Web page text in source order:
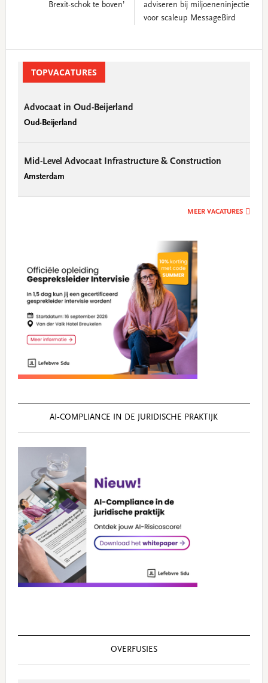
Brexit-schok te boven’
adviseren bij miljoeneninjectie
voor scaleup MessageBird
SidebarTOPVACATURES
Advocaat in Oud-Beijerland
Oud-Beijerland
Mid-Level Advocaat Infrastructure & Construction
Amsterdam
MEER VACATURES
AI‑COMPLIANCE IN DE JURIDISCHE PRAKTIJK
OVERFUSIES